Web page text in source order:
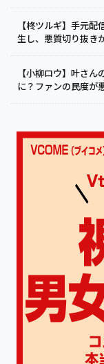
【柊ツルギ】手元
生し、悪質切り抜き
【小柳ロウ】叶さ
に？ファンの民度が